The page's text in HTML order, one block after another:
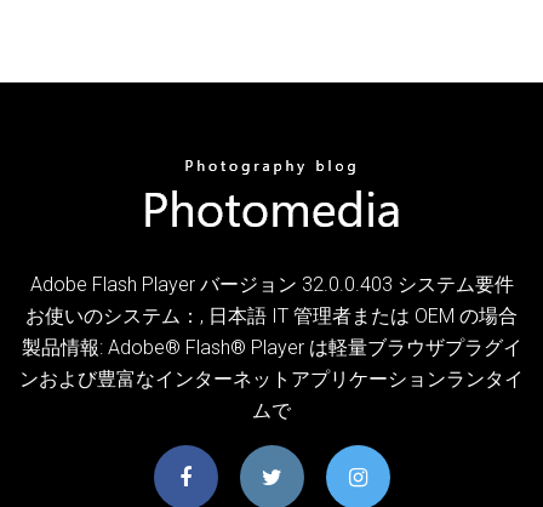
Adobe Flash Player バージョン 32.0.0.403 システム要件
お使いのシステム：, 日本語 IT 管理者または OEM の場合
製品情報: Adobe® Flash® Player は軽量ブラウザプラグイ
ンおよび豊富なインターネットアプリケーションランタイ
ムで